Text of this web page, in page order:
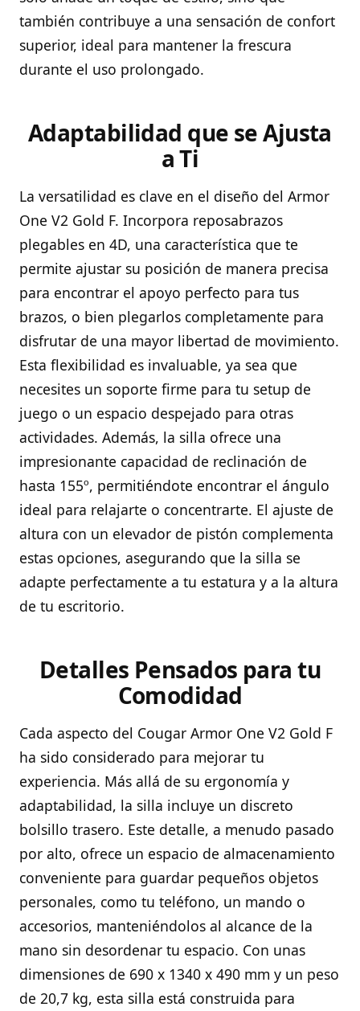
también contribuye a una sensación de confort
superior, ideal para mantener la frescura
durante el uso prolongado.
Adaptabilidad que se Ajusta
a Ti
La versatilidad es clave en el diseño del Armor
One V2 Gold F. Incorpora reposabrazos
plegables en 4D, una característica que te
permite ajustar su posición de manera precisa
para encontrar el apoyo perfecto para tus
brazos, o bien plegarlos completamente para
disfrutar de una mayor libertad de movimiento.
Esta flexibilidad es invaluable, ya sea que
necesites un soporte firme para tu setup de
juego o un espacio despejado para otras
actividades. Además, la silla ofrece una
impresionante capacidad de reclinación de
hasta 155º, permitiéndote encontrar el ángulo
ideal para relajarte o concentrarte. El ajuste de
altura con un elevador de pistón complementa
estas opciones, asegurando que la silla se
adapte perfectamente a tu estatura y a la altura
de tu escritorio.
Detalles Pensados para tu
Comodidad
Cada aspecto del Cougar Armor One V2 Gold F
ha sido considerado para mejorar tu
experiencia. Más allá de su ergonomía y
adaptabilidad, la silla incluye un discreto
bolsillo trasero. Este detalle, a menudo pasado
por alto, ofrece un espacio de almacenamiento
conveniente para guardar pequeños objetos
personales, como tu teléfono, un mando o
accesorios, manteniéndolos al alcance de la
mano sin desordenar tu espacio. Con unas
dimensiones de 690 x 1340 x 490 mm y un peso
de 20,7 kg, esta silla está construida para